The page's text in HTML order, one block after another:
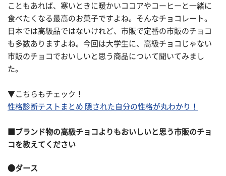
こともあれば、寒いときに暖かいココアやコーヒーと一緒に
食べたくなる最高のお菓子ですよね。そんなチョコレート。
日本では高級品ではないけれど、市販で定番の市販のチョコ
も多数ありますよね。今回は大学生に、高級チョコじゃない
市販のチョコでおいしいと思う商品について聞いてみまし
た。
▼こちらもチェック！
性格診断テストまとめ 隠された自分の性格が丸わかり！
■ブランド物の高級チョコよりもおいしいと思う市販のチョ
コを教えてください
●ダース